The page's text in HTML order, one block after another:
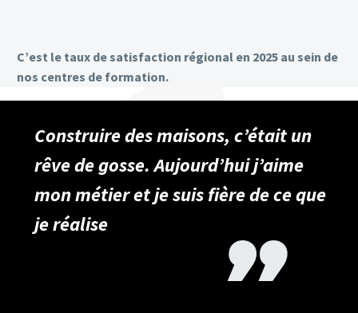
C’est le taux de satisfaction régional en 2025 au sein de
nos centres de formation.
Construire des maisons, c’était un
rêve de gosse. Aujourd’hui j’aime
mon métier et je suis fière de ce que
je réalise